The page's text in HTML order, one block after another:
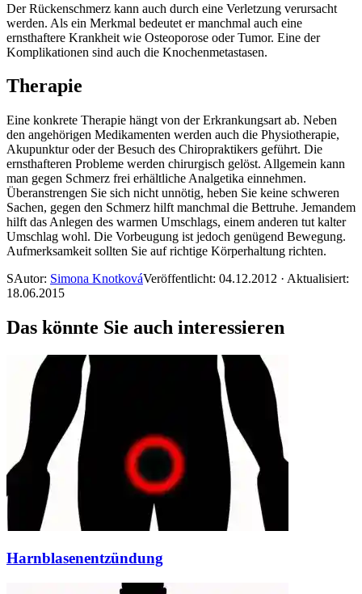
Der Rückenschmerz kann auch durch eine Verletzung verursacht
werden. Als ein Merkmal bedeutet er manchmal auch eine
ernsthaftere Krankheit wie Osteoporose oder Tumor. Eine der
Komplikationen sind auch die Knochenmetastasen.
Therapie
Eine konkrete Therapie hängt von der Erkrankungsart ab. Neben
den angehörigen Medikamenten werden auch die Physiotherapie,
Akupunktur oder der Besuch des Chiropraktikers geführt. Die
ernsthafteren Probleme werden chirurgisch gelöst. Allgemein kann
man gegen Schmerz frei erhältliche Analgetika einnehmen.
Überanstrengen Sie sich nicht unnötig, heben Sie keine schweren
Sachen, gegen den Schmerz hilft manchmal die Bettruhe. Jemandem
hilft das Anlegen des warmen Umschlags, einem anderen tut kalter
Umschlag wohl. Die Vorbeugung ist jedoch genügend Bewegung.
Aufmerksamkeit sollten Sie auf richtige Körperhaltung richten.
SAutor: Simona KnotkováVeröffentlicht: 04.12.2012 · Aktualisiert:
18.06.2015
Das könnte Sie auch interessieren
Harnblasenentzündung